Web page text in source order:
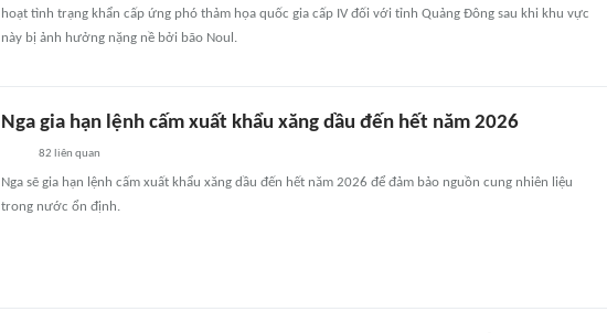
hoạt tình trạng khẩn cấp ứng phó thảm họa quốc gia cấp IV đối với tỉnh Quảng Đông sau khi khu vực
này bị ảnh hưởng nặng nề bởi bão Noul.
Nga gia hạn lệnh cấm xuất khẩu xăng dầu đến hết năm 2026
82 liên quan
Nga sẽ gia hạn lệnh cấm xuất khẩu xăng dầu đến hết năm 2026 để đảm bảo nguồn cung nhiên liệu
trong nước ổn định.